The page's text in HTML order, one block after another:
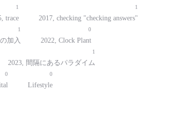
1
trace
1
2017, checking "checking answers"
1
加入
0
2022, Clock Plant
1
2023, 間隔にあるパラダイム
0 0
Lifestyle